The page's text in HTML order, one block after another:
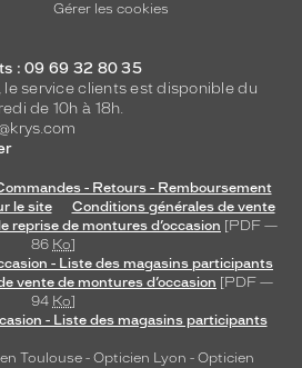
Gérer les cookies
: 09 69 32 80 35
le service clients est disponible du
de 10h à 18h.
- Retours - Remboursement
le site
Conditions générales de vente
reprise de montures d’occasion [PDF —
86 Ko]
- Liste des magasins participants
vente de montures d’occasion [PDF —
94 Ko]
- Liste des magasins participants
Toulouse- Opticien Lyon - Opticien